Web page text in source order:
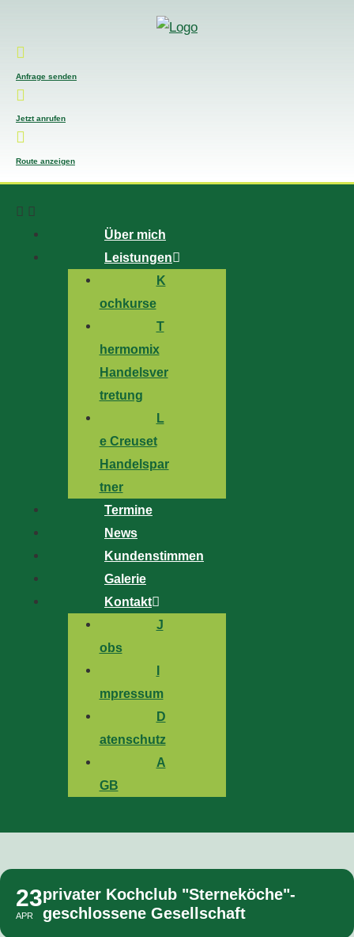
Anfrage senden
Jetzt anrufen
Route anzeigen
Über mich
Leistungen
K
ochkurse
T
hermomix
Handelsver
tretung
L
e Creuset
Handelspar
tner
Termine
News
Kundenstimmen
Galerie
Kontakt
J
obs
mpressum
D
atenschutz
A
GB
23
APR
privater Kochclub "Sterneköche"-
geschlossene Gesellschaft